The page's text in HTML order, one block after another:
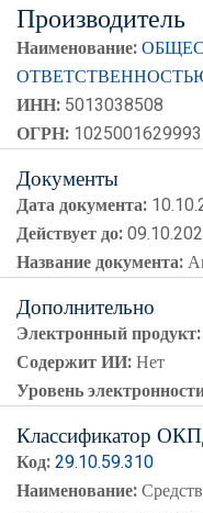
Производитель
Наименование:
ИНН: 5013038508
ОГРН: 1025001629993
Документы
Дата документа:
Действует до:
Название документа:
Дополнительно
Электронный продукт:
Содержит ИИ:Нет
Уровень
Классификатор
Код:29.10.59.310
Наименование: